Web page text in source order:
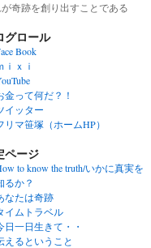
奇跡を創り出すことである
グロール
Book
ｉｘｉ
金って何だ？！
イッター
リマ笹塚（ホームHP）
ページ
to know the truth/いかに真実を
るか？
なたは奇跡
イムトラベル
日一日生きて・・
えるということ